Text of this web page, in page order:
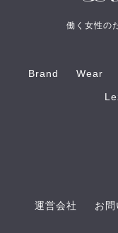
働く女性の
Brand Wear
運営会社 お